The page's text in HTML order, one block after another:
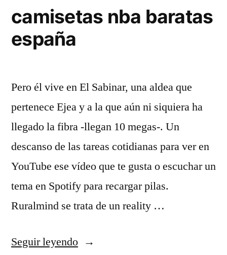
camisetas nba baratas
españa
Pero él vive en El Sabinar, una aldea que
pertenece Ejea y a la que aún ni siquiera ha
llegado la fibra -llegan 10 megas-. Un
descanso de las tareas cotidianas para ver en
YouTube ese vídeo que te gusta o escuchar un
tema en Spotify para recargar pilas.
Ruralmind se trata de un reality …
Seguir leyendo«camisetas